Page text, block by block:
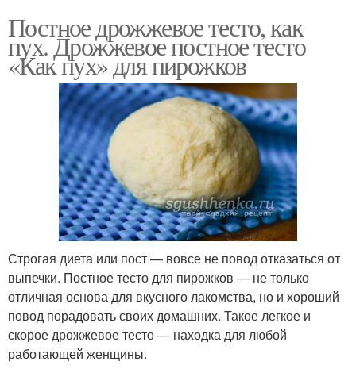
Постное дрожжевое тесто, как
пух. Дрожжевое постное тесто
«Как пух» для пирожков
Строгая диета или пост — вовсе не повод отказаться от
выпечки. Постное тесто для пирожков — не только
отличная основа для вкусного лакомства, но и хороший
повод порадовать своих домашних. Такое легкое и
скорое дрожжевое тесто — находка для любой
работающей женщины.